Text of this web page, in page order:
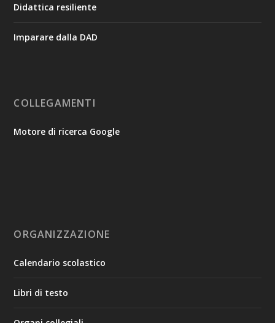
Didattica resiliente
Imparare dalla DAD
COLLEGAMENTI
Motore di ricerca Google
ORGANIZZAZIONE
Calendario scolastico
Libri di testo